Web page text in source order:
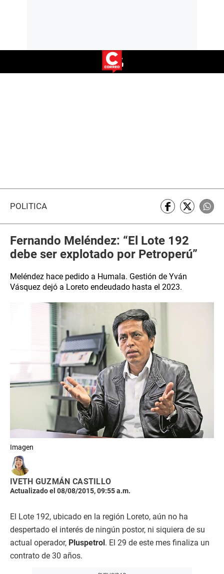
POLÍTICA
Fernando Meléndez: “El Lote 192
debe ser explotado por Petroperú”
Meléndez hace pedido a Humala. Gestión de Yván
Vásquez dejó a Loreto endeudado hasta el 2023.
Imagen
IVETH GUZMÁN CASTILLO
Actualizado el 08/08/2015, 09:55 a.m.
El Lote 192, ubicado en la región Loreto, aún no ha
despertado el interés de ningún postor, ni siquiera de su
actual operador, Pluspetrol . El 29 de este mes finaliza un
contrato de 30 años.